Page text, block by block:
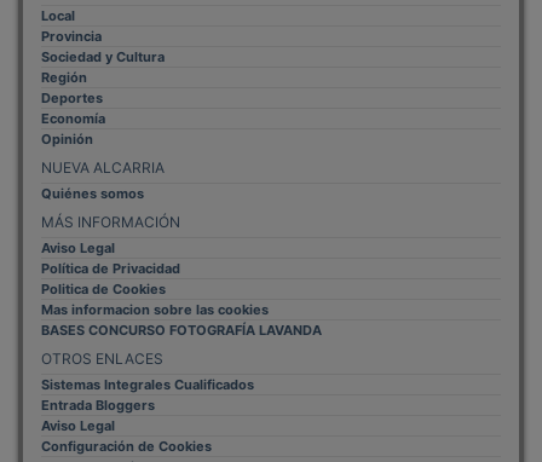
Local
Provincia
Sociedad y Cultura
Región
Deportes
Economía
Opinión
NUEVA ALCARRIA
Quiénes somos
MÁS INFORMACIÓN
Aviso Legal
Política de Privacidad
Politica de Cookies
Mas informacion sobre las cookies
BASES CONCURSO FOTOGRAFÍA LAVANDA
OTROS ENLACES
Sistemas Integrales Cualificados
Entrada Bloggers
Aviso Legal
Configuración de Cookies